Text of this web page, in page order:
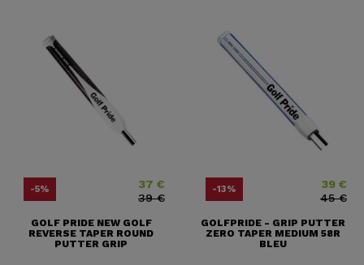
-5% Price37 €
Regular price
39 €
GOLF PRIDE NEW GOLF
REVERSE TAPER ROUND
PUTTER GRIP
-13% Price39 €
Regular
45 €
GOLFPRIDE - GRIP PUTTER
ZERO TAPER MEDIUM 58R
BLEU